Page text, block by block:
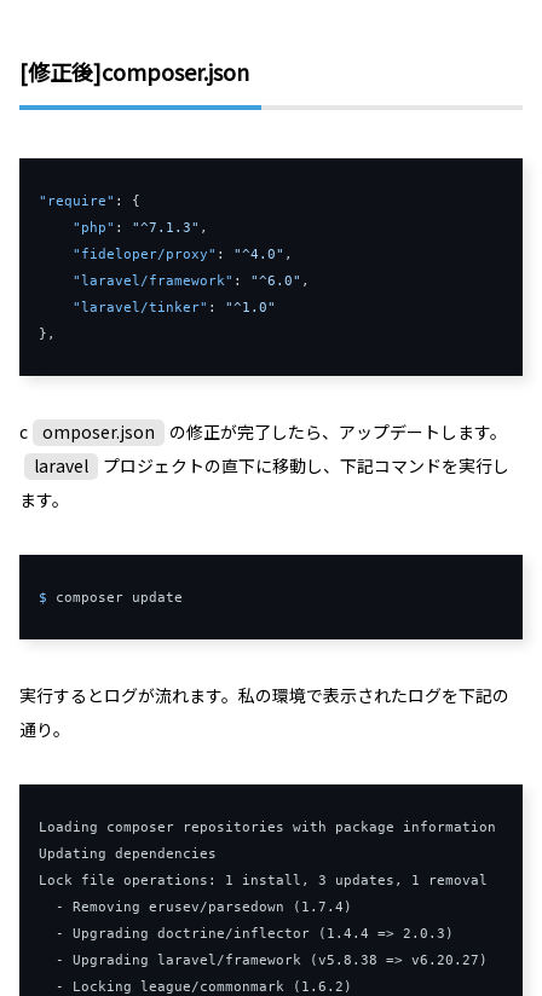
[修正後]composer.json
"require" :
{
"php" : "^7.1.3" ,
"fideloper/proxy" : "^4.0" ,
"laravel/framework" : "^6.0" ,
"laravel/tinker" :
"^1.0"
} ,
c omposer.json
の修正が完了したら、アップデートします。
laravel
プロジェクトの直下に移動し、下記コマンドを実行し
ます。
$ composer update
実行するとログが流れます。私の環境で表示されたログを下記の
通り。
Loading
Updating
Lock file operations : 1 install , 3 updates , 1
removal
-
Removing erusev/parsedown ( 1.7 . 4 )
-
Upgrading doctrine/inflector ( 1.4 . 4 => 2.0 . 3 )
-
Upgrading laravel /framework (v5 . 8.38 => v6 . 20.27 )
-
Locking league/commonmark ( 1.6 . 2 )